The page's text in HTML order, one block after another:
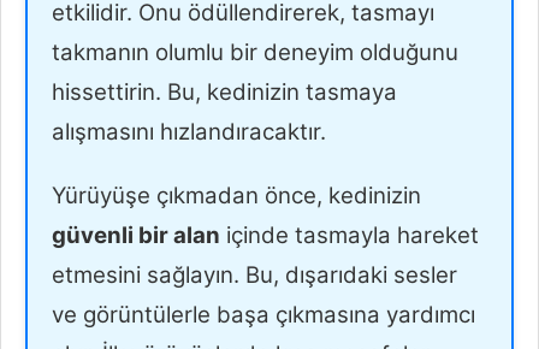
etkilidir. Onu ödüllendirerek, tasmayı
takmanın olumlu bir deneyim olduğunu
hissettirin. Bu, kedinizin tasmaya
alışmasını hızlandıracaktır.
Yürüyüşe çıkmadan önce, kedinizin
güvenli bir alan içinde tasmayla hareket
etmesini sağlayın. Bu, dışarıdaki sesler
ve görüntülerle başa çıkmasına yardımcı